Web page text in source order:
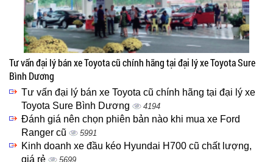
Tư vấn đại lý bán xe Toyota cũ chính hãng tại đại lý xe Toyota Sure
Bình Dương
Tư vấn đại lý bán xe Toyota cũ chính hãng tại đại lý xe
Toyota Sure Bình Dương
4194
Đánh giá nên chọn phiên bản nào khi mua xe Ford
Ranger cũ
5991
Kinh doanh xe đầu kéo Hyundai H700 cũ chất lượng,
giá rẻ
5699